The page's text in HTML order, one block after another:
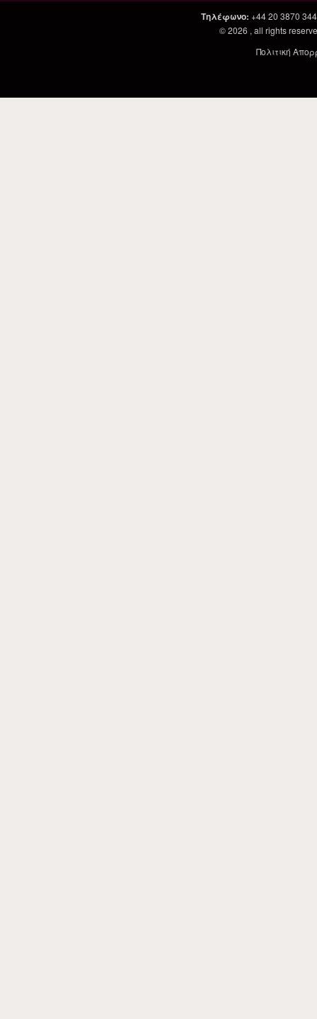
Τηλέφωνο: +44 20 3870
© 2026 , all rights
Πολιτική